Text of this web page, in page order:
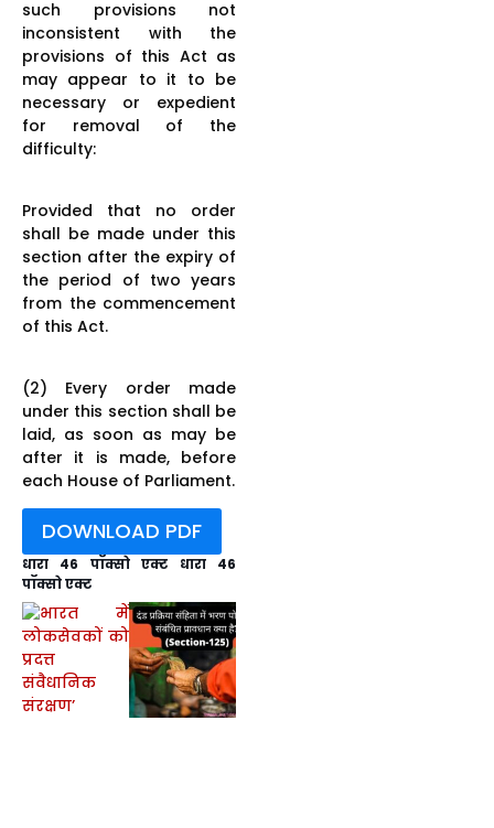
such provisions not
inconsistent with the
provisions of this Act as
may appear to it to be
necessary or expedient
for removal of the
difficulty:
Provided that no order
shall be made under this
section after the expiry of
the period of two years
from the commencement
of this Act.
(2) Every order made
under this section shall be
laid, as soon as may be
after it is made, before
each House of Parliament.
DOWNLOAD PDF
धारा 46 पॉक्सो एक्ट धारा 46
पॉक्सो एक्ट